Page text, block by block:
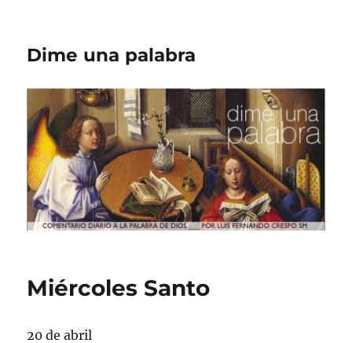
Dime una palabra
Miércoles Santo
20 de abril